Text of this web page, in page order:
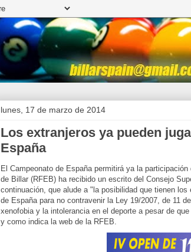
lunes, 17 de marzo de 2014
Los extranjeros ya pueden
España
El Campeonato de España permitirá ya la
de Billar (RFEB) ha recibido un escrito del Consejo
continuación, que alude a "la posibilidad que tienen
de España para no contravenir la Ley 19/2007, de 11
xenofobia y la intolerancia en el deporte a pesar de
y como indica la web de la RFEB.